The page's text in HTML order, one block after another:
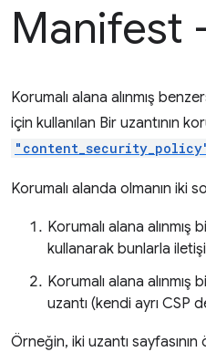
Manifest
Korumalı alana alınmış
için kullanılan Bir uzantının
Korumalı alanda olmanın iki
Korumalı alana alınmış
kullanarak bunlarla
Korumalı alana
uzantı (kendi ayrı CSP
Örneğin, iki uzantı sayfasının